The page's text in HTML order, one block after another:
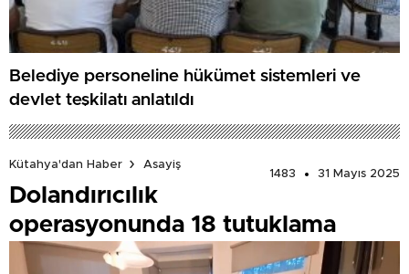
Belediye personeline hükümet sistemleri ve
devlet teşkilatı anlatıldı
Kütahya'dan Haber
Asayiş
1483
31 Mayıs 2025
Dolandırıcılık
operasyonunda 18 tutuklama